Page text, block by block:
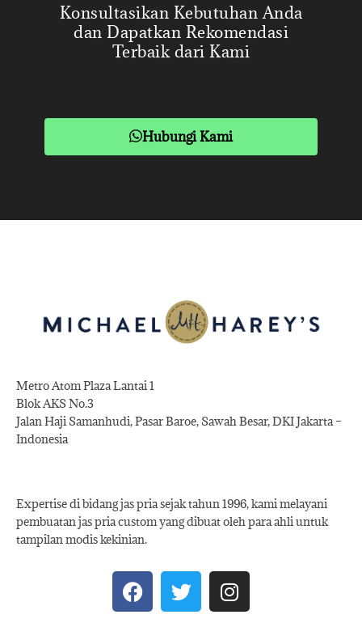
Konsultasikan Kebutuhan Anda
dan Dapatkan Rekomendasi
Terbaik dari Kami
Hubungi Kami
Metro Atom Plaza Lantai 1
Blok AKS No.3
Jalan Haji Samanhudi, Pasar Baroe, Sawah Besar, DKI Jakarta –
Indonesia
Expertise di bidang jas pria sejak tahun 1996, kami melayani
pembuatan jas pria custom yang dibuat oleh para ahli untuk
tampilan modis kekinian.